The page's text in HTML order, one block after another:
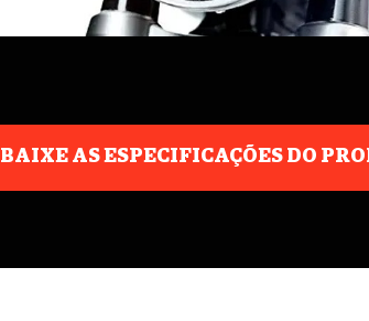
BAIXE AS ESPECIFICAÇÕES DO